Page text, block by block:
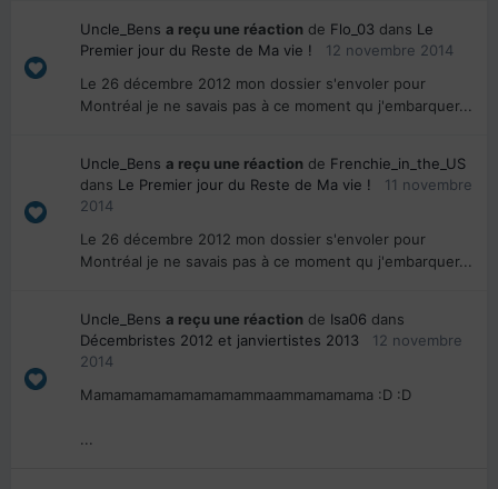
Uncle_Bens a reçu une réaction de Flo_03 dans Le
Premier jour du Reste de Ma vie !
12 novembre 2014
Le 26 décembre 2012 mon dossier s'envoler pour
Montréal je ne savais pas à ce moment qu j'embarquer...
Uncle_Bens a reçu une réaction de Frenchie_in_the_US
dans Le Premier jour du Reste de Ma vie !
11 novembre
2014
Le 26 décembre 2012 mon dossier s'envoler pour
Montréal je ne savais pas à ce moment qu j'embarquer...
Uncle_Bens a reçu une réaction de Isa06 dans
Décembristes 2012 et janviertistes 2013
12 novembre
2014
Mamamamamamamamammaammamamama :D :D
...